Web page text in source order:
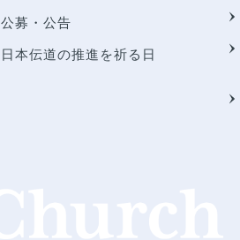
公募・公告
日本伝道の推進を祈る日